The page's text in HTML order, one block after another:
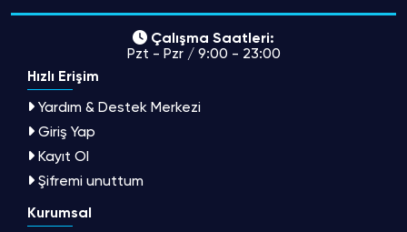
Çalışma Saatleri:
Pzt - Pzr / 9:00 - 23:00
Hızlı Erişim
Yardım & Destek Merkezi
Giriş Yap
Kayıt Ol
Şifremi unuttum
Kurumsal